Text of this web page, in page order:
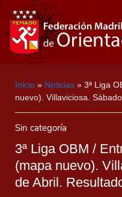
Inicio » Noticias » 3ª Liga
nuevo). Villaviciosa.
Sin categoría
3ª Liga OBM /
(mapa nuevo).
de Abril.